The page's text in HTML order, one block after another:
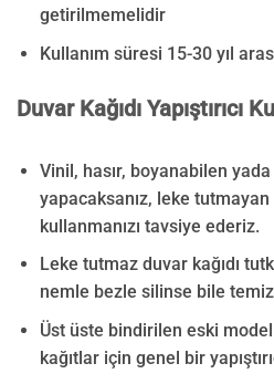
getirilmemelidir
Kullanım süresi 15-30 yıl
Duvar Kağıdı Yapıştırıcı
Vinil, hasır, boyanabilen yada
yapacaksanız, leke tutmayan
kullanmanızı tavsiye ederiz.
Leke tutmaz duvar kağıdı
nemle bezle silinse bile
Üst üste bindirilen eski
kağıtlar için genel bir